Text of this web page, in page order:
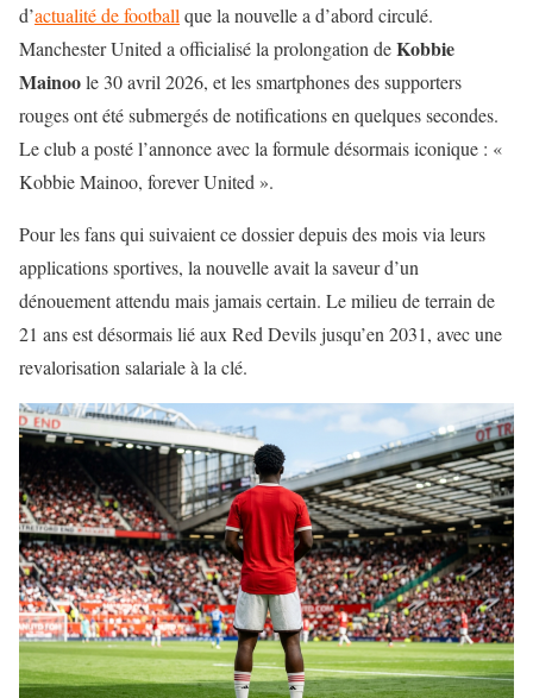
d’actualité de football que la nouvelle a d’abord circulé.
Manchester United a officialisé la prolongation deKobbie
Mainoole 30 avril 2026, et les smartphones des supporters
rouges ont été submergés de notifications en quelques secondes.
Le club a posté l’annonce avec la formule désormais iconique : «
Kobbie Mainoo, forever United ».
Pour les fans qui suivaient ce dossier depuis des mois via leurs
applications sportives, la nouvelle avait la saveur d’un
dénouement attendu mais jamais certain. Le milieu de terrain de
21 ans est désormais lié aux Red Devils jusqu’en 2031, avec une
revalorisation salariale à la clé.